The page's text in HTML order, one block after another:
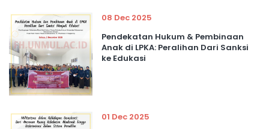
08 Dec 2025
Pendekatan Hukum & Pembinaan
Anak di LPKA: Peralihan Dari Sanksi
ke Edukasi
01 Dec 2025